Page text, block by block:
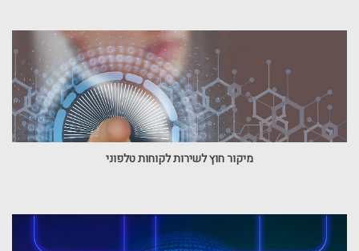
מיקור חוץ לשירות לקוחות טלפוני